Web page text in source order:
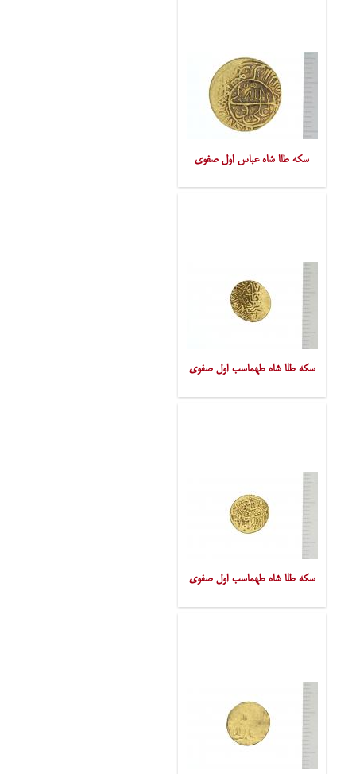
سکه طلا شاه عباس اول صفوی
سکه طلا شاه طهماسب اول صفوی
سکه طلا شاه طهماسب اول صفوی